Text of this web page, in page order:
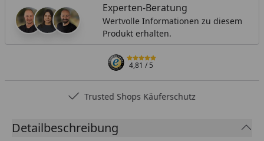
Experten-Beratung
Wertvolle Informationen zu diesem
Produkt erhalten.
4,81/ 5
Trusted Shops Käuferschutz
Detailbeschreibung